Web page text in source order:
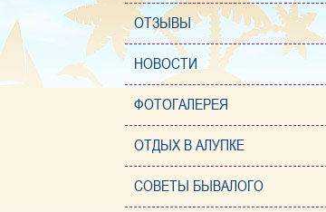
ОТЗЫВЫ
НОВОСТИ
ФОТОГАЛЕРЕЯ
ОТДЫХ В АЛУПКЕ
СОВЕТЫ БЫВАЛОГО